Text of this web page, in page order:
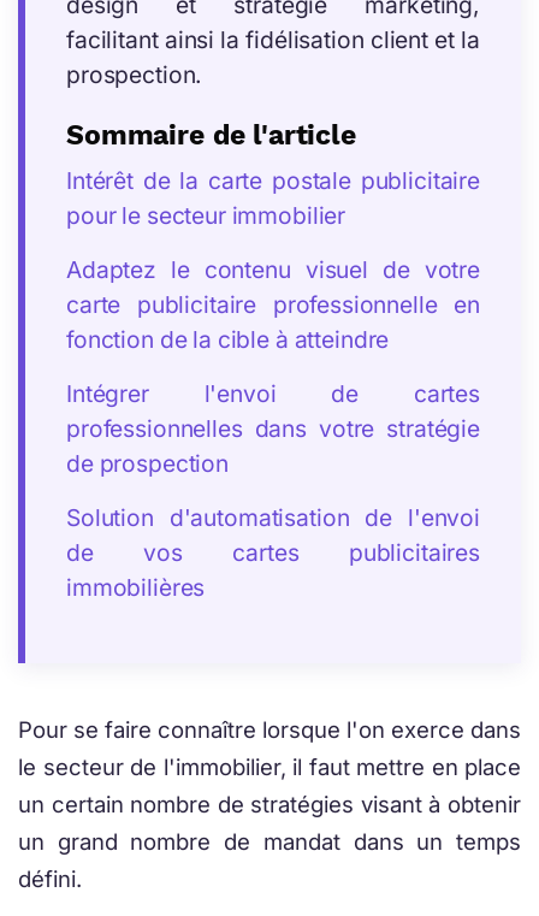
facilitant ainsi la fidélisation client et la
prospection.
Sommaire de l'article
Intérêt de la carte postale publicitaire
pour le secteur immobilier
Adaptez le contenu visuel de votre
carte publicitaire professionnelle en
fonction de la cible à atteindre
Intégrer l'envoi de cartes
professionnelles dans votre stratégie
de prospection
Solution d'automatisation de l'envoi
de vos cartes publicitaires
immobilières
Pour se faire connaître lorsque l'on exerce dans
le secteur de l'immobilier, il faut mettre en place
un certain nombre de stratégies visant à obtenir
un grand nombre de mandat dans un temps
défini.